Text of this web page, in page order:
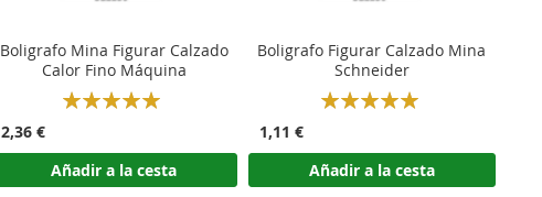
Boligrafo Mina Figurar Calzado
Calor Fino Máquina
Rating:
2,36 €
Añadir a la cesta
Boligrafo Figurar Calzado Mina
Schneider
Rating:
1,11 €
Añadir a la cesta